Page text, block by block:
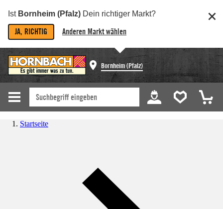
Ist Bornheim (Pfalz) Dein richtiger Markt?
JA, RICHTIG Anderen Markt wählen
Bornheim (Pfalz)
Startseite